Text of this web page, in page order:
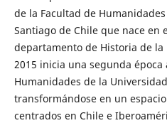
de la Facultad de
Santiago de Chile que nace en
departamento de Historia de la
2015 inicia una segunda
Humanidades de la
transformándose en un
centrados en Chile e